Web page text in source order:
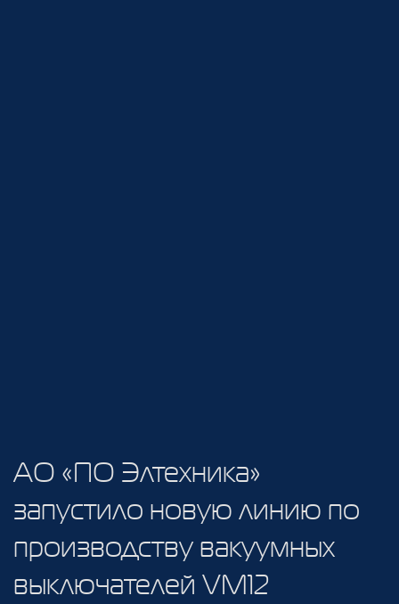
АО «ПО Элтехника»
запустило новую линию по
производству вакуумных
выключателей VM12